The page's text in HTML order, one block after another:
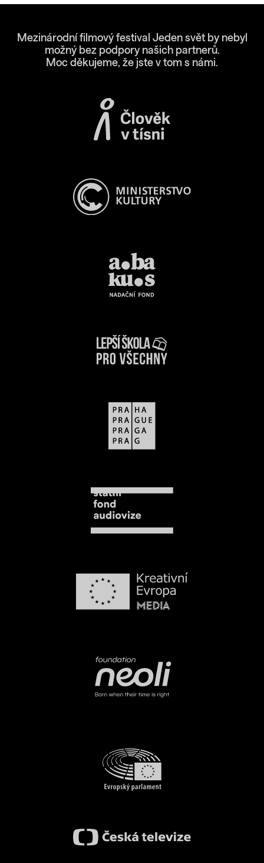
Mezinárodní filmový festival Jeden svět by nebyl
možný bez podpory našich partnerů.
Moc děkujeme, že jste v tom s námi.